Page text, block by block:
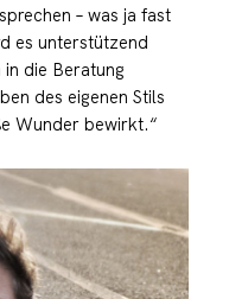
– was ja fast
es unterstützend
die Beratung
des eigenen Stils
Wunder bewirkt.“